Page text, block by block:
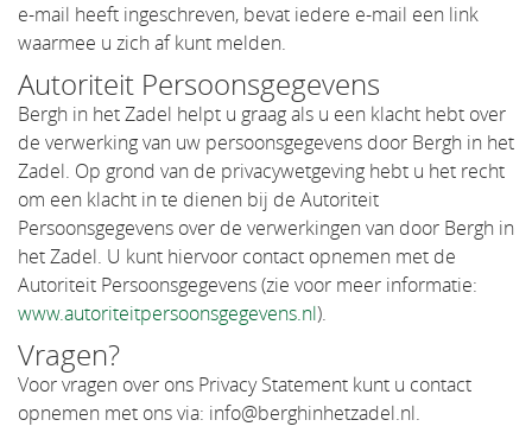
e-mail heeft ingeschreven, bevat iedere e-mail een link
waarmee u zich af kunt melden.
Autoriteit Persoonsgegevens
Bergh in het Zadel helpt u graag als u een klacht hebt over
de verwerking van uw persoonsgegevens door Bergh in het
Zadel. Op grond van de privacywetgeving hebt u het recht
om een klacht in te dienen bij de Autoriteit
Persoonsgegevens over de verwerkingen van door Bergh in
het Zadel. U kunt hiervoor contact opnemen met de
Autoriteit Persoonsgegevens (zie voor meer informatie:
www.autoriteitpersoonsgegevens.nl).
Vragen?
Voor vragen over ons Privacy Statement kunt u contact
opnemen met ons via: info@berghinhetzadel.nl.